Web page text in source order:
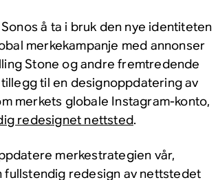
å ta i bruk den nye identiteten
merkekampanje med annonser
Stone og andre fremtredende
til en designoppdatering av
merkets globale Instagram-konto,
redesignet nettsted.
merkestrategien vår,
redesign av nettstedet